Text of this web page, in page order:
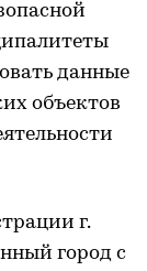
данные
объектов
г.
город с